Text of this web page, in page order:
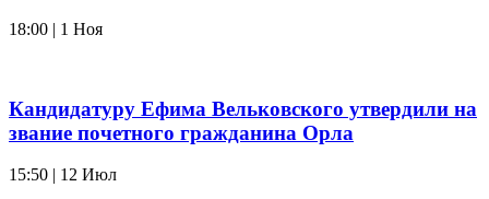
18:00 | 1 Ноя
Кандидатуру Ефима Вельковского утвердили на
звание почетного гражданина Орла
15:50 | 12 Июл